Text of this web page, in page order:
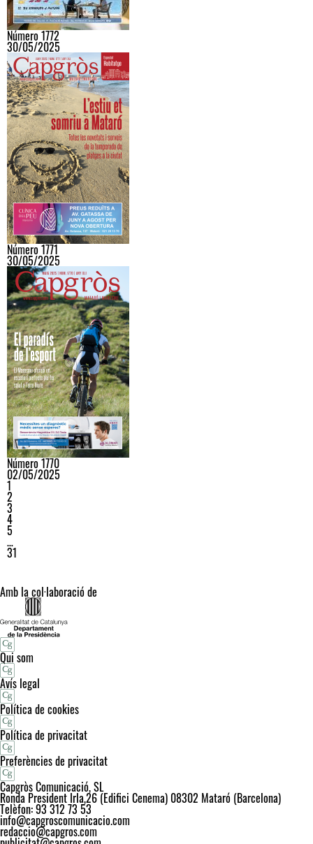
Número 1772
30/05/2025
Número 1771
30/05/2025
Número 1770
02/05/2025
1
2
3
4
5
…
31
Amb la col·laboració de
Qui som
Avís legal
Política de cookies
Política de privacitat
Preferències de privacitat
Capgròs Comunicació, SL
Ronda President Irla,26 (Edifici Cenema) 08302 Mataró (Barcelona)
Telèfon: 93 312 73 53
info@capgroscomunicacio.com
redaccio@capgros.com